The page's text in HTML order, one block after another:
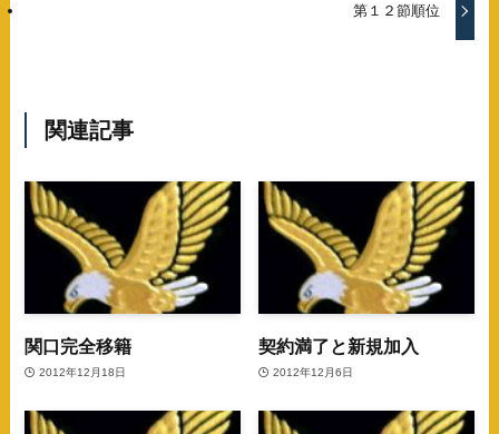
第１２節順位
関連記事
関口完全移籍
2012年12月18日
契約満了と新規加入
2012年12月6日